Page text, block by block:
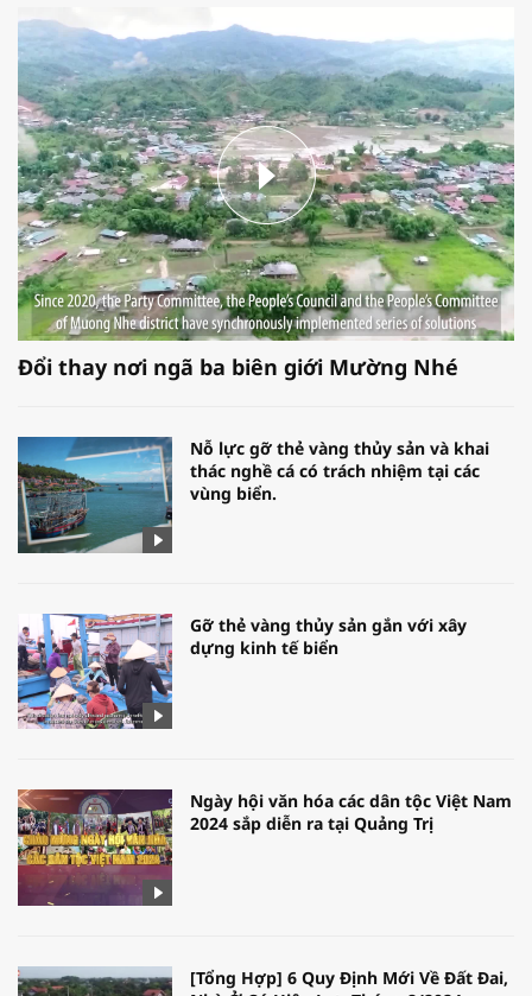
Đổi thay nơi ngã ba biên giới Mường Nhé
Nỗ lực gỡ thẻ vàng thủy sản và khai
thác nghề cá có trách nhiệm tại các
vùng biển.
Gỡ thẻ vàng thủy sản gắn với xây
dựng kinh tế biển
Ngày hội văn hóa các dân tộc Việt Nam
2024 sắp diễn ra tại Quảng Trị
[Tổng Hợp] 6 Quy Định Mới Về Đất Đai,